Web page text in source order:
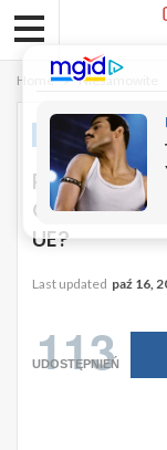
Home Niesamowite
NIESAMOWITE
Rak U
Co
UE?
Last updated paź 16,
113
UDOSTĘPNIEŃ